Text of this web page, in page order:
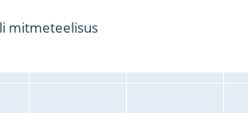
mitmeteelisus